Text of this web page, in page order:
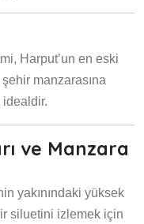
Harput’un en eski
manzarasına
idealdir.
ve Manzara
yakınındaki yüksek
siluetini izlemek için